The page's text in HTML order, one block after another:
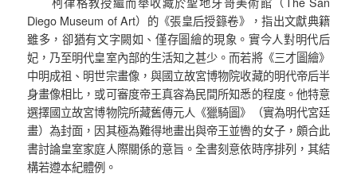
Diego Museum of Art）的《張皇后授籙卷》，指出文獻典籍
雖多，卻猶有文字闕如、僅存圖繪的現象。實今人對明代后
妃，乃至明代皇室內部的生活知之甚少。而若將《三才圖繪》
中明成祖、明世宗畫像，與國立故宮博物院收藏的明代帝后半
身畫像相比，或可審度帝王真容為民間所知悉的程度。他特意
選擇國立故宮博物院所藏舊傳元人《獵騎圖》（實為明代宮廷
畫）為封面，因其極為難得地畫出與帝王並轡的女子，頗合此
書討論皇室家庭人際關係的意旨。全書刻意依時序排列，其結
構若遵本紀體例。